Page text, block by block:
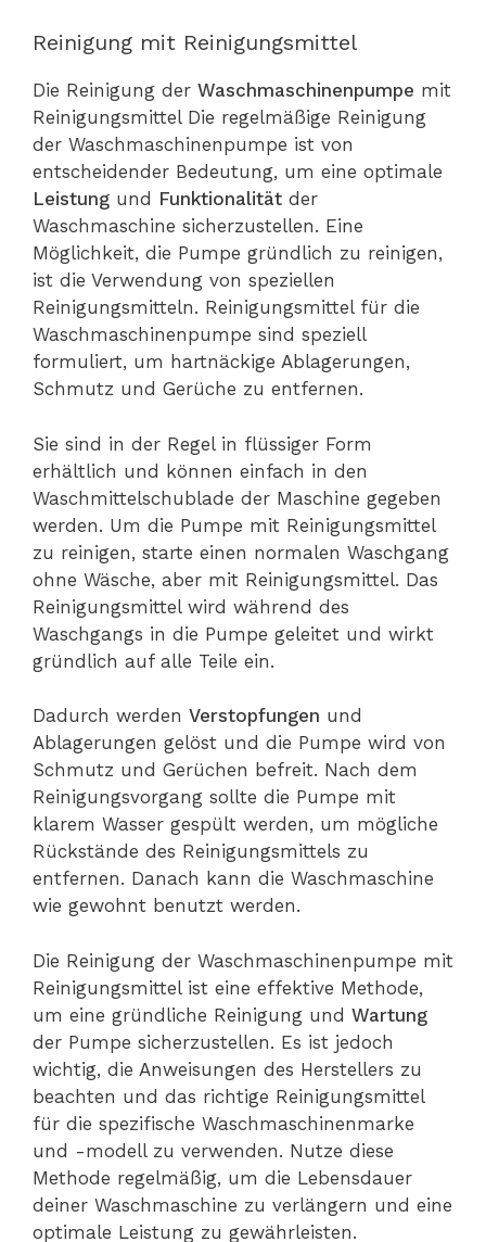
Reinigung mit Reinigungsmittel
Die Reinigung der Waschmaschinenpumpe mit
Reinigungsmittel Die regelmäßige Reinigung
der Waschmaschinenpumpe ist von
entscheidender Bedeutung, um eine optimale
Leistung und Funktionalität der
Waschmaschine sicherzustellen. Eine
Möglichkeit, die Pumpe gründlich zu reinigen,
ist die Verwendung von speziellen
Reinigungsmitteln. Reinigungsmittel für die
Waschmaschinenpumpe sind speziell
formuliert, um hartnäckige Ablagerungen,
Schmutz und Gerüche zu entfernen.
Sie sind in der Regel in flüssiger Form
erhältlich und können einfach in den
Waschmittelschublade der Maschine gegeben
werden. Um die Pumpe mit Reinigungsmittel
zu reinigen, starte einen normalen Waschgang
ohne Wäsche, aber mit Reinigungsmittel. Das
Reinigungsmittel wird während des
Waschgangs in die Pumpe geleitet und wirkt
gründlich auf alle Teile ein.
Dadurch werden Verstopfungen und
Ablagerungen gelöst und die Pumpe wird von
Schmutz und Gerüchen befreit. Nach dem
Reinigungsvorgang sollte die Pumpe mit
klarem Wasser gespült werden, um mögliche
Rückstände des Reinigungsmittels zu
entfernen. Danach kann die Waschmaschine
wie gewohnt benutzt werden.
Die Reinigung der Waschmaschinenpumpe mit
Reinigungsmittel ist eine effektive Methode,
um eine gründliche Reinigung und Wartung
der Pumpe sicherzustellen. Es ist jedoch
wichtig, die Anweisungen des Herstellers zu
beachten und das richtige Reinigungsmittel
für die spezifische Waschmaschinenmarke
und -modell zu verwenden. Nutze diese
Methode regelmäßig, um die Lebensdauer
deiner Waschmaschine zu verlängern und eine
optimale Leistung zu gewährleisten.